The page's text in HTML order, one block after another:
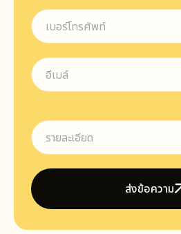
ส่งข้อความ